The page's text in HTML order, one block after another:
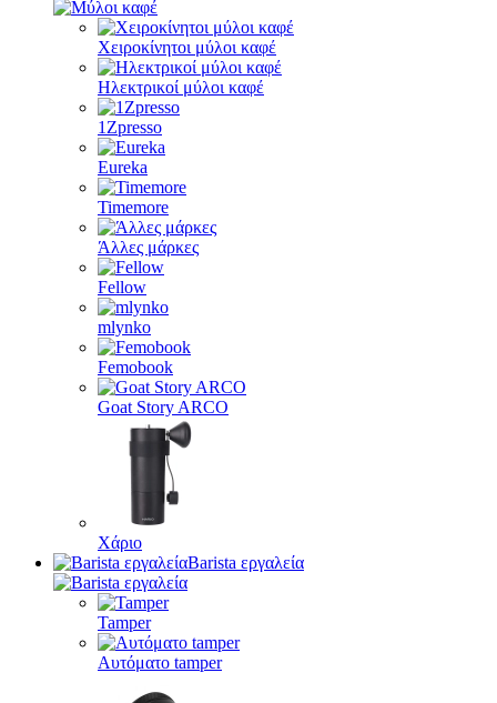
Χειροκίνητοι μύλοι καφέ
Ηλεκτρικοί μύλοι καφέ
1Zpresso
Eureka
Timemore
Άλλες μάρκες
Fellow
mlynko
Femobook
Goat Story ARCO
Χάριο
Barista εργαλεία
Tamper
Αυτόματο tamper